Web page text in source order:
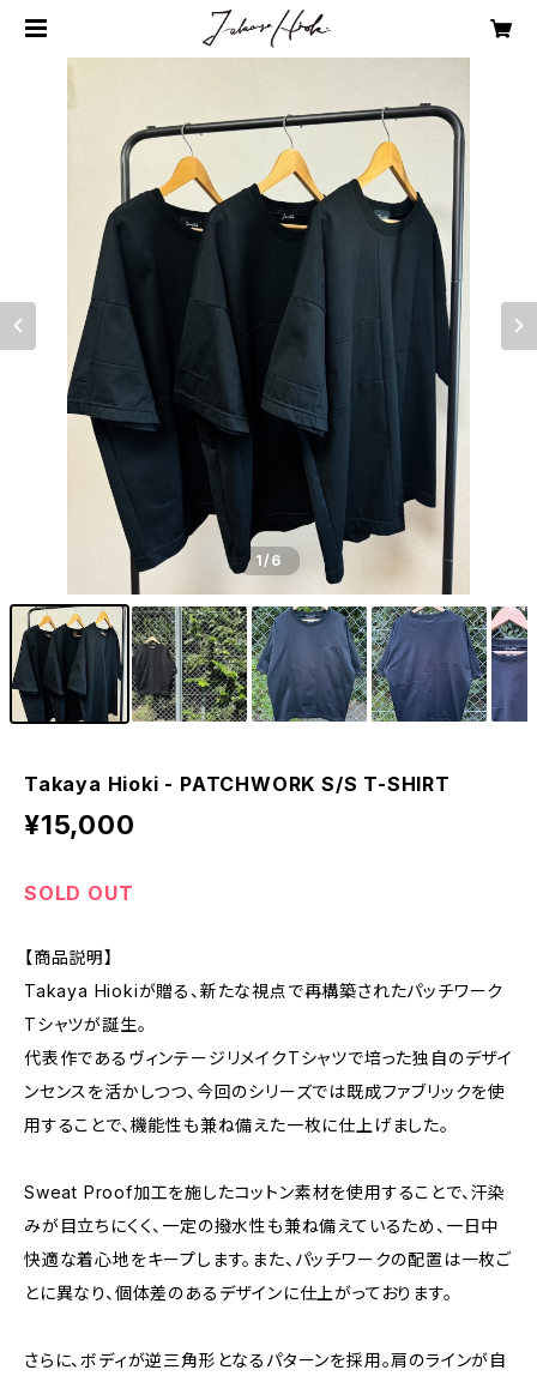
1/6
Takaya Hioki - PATCHWORK S/S T-SHIRT
¥15,000
SOLD OUT
【商品説明】
Takaya Hiokiが贈る、新たな視点で再構築されたパッチワーク
Tシャツが誕生。
代表作であるヴィンテージリメイクTシャツで培った独自のデザイ
ンセンスを活かしつつ、今回のシリーズでは既成ファブリックを使
用することで、機能性も兼ね備えた一枚に仕上げました。
Sweat Proof加工を施したコットン素材を使用することで、汗染
みが目立ちにくく、一定の撥水性も兼ね備えているため、一日中
快適な着心地をキープします。また、パッチワークの配置は一枚ご
とに異なり、個体差のあるデザインに仕上がっております。
さらに、ボディが逆三角形となるパターンを採用。肩のラインが自